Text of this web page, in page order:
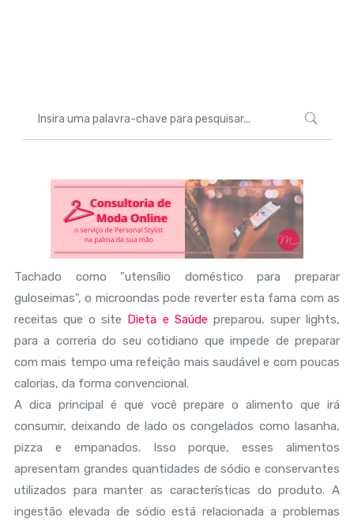
Tachado como "utensílio doméstico para preparar
guloseimas", o microondas pode reverter esta fama com as
receitas que o site Dieta e Saúde preparou, super lights,
para a correria do seu cotidiano que impede de preparar
com mais tempo uma refeição mais saudável e com poucas
calorias, da forma convencional.
A dica principal é que você prepare o alimento que irá
consumir, deixando de lado os congelados como lasanha,
pizza e empanados. Isso porque, esses alimentos
apresentam grandes quantidades de sódio e conservantes
utilizados para manter as características do produto. A
ingestão elevada de sódio está relacionada a problemas